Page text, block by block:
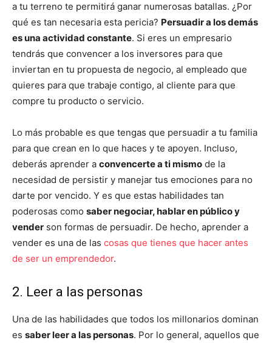
a tu terreno te permitirá ganar numerosas batallas. ¿Por
qué es tan necesaria esta pericia? Persuadir a los demás
es una actividad constante. Si eres un empresario
tendrás que convencer a los inversores para que
inviertan en tu propuesta de negocio, al empleado que
quieres para que trabaje contigo, al cliente para que
compre tu producto o servicio.
Lo más probable es que tengas que persuadir a tu familia
para que crean en lo que haces y te apoyen. Incluso,
deberás aprender a convencerte a ti mismo de la
necesidad de persistir y manejar tus emociones para no
darte por vencido. Y es que estas habilidades tan
poderosas como saber negociar, hablar en público y
vender son formas de persuadir. De hecho, aprender a
vender es una de las cosas que tienes que hacer antes
de ser un emprendedor.
2. Leer a las personas
Una de las habilidades que todos los millonarios dominan
es saber leer a las personas. Por lo general, aquellos que